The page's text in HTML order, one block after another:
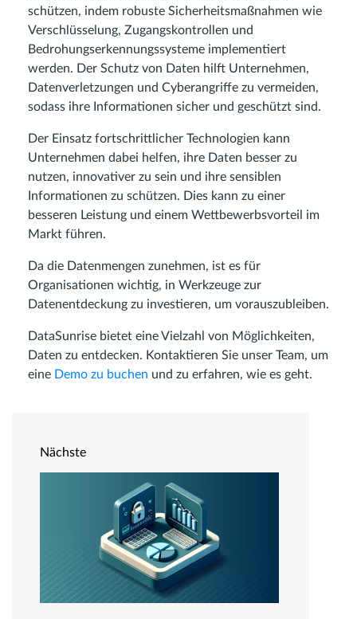
schützen, indem robuste Sicherheitsmaßnahmen wie
Verschlüsselung, Zugangskontrollen und
Bedrohungserkennungssysteme implementiert
werden. Der Schutz von Daten hilft Unternehmen,
Datenverletzungen und Cyberangriffe zu vermeiden,
sodass ihre Informationen sicher und geschützt sind.
Der Einsatz fortschrittlicher Technologien kann
Unternehmen dabei helfen, ihre Daten besser zu
nutzen, innovativer zu sein und ihre sensiblen
Informationen zu schützen. Dies kann zu einer
besseren Leistung und einem Wettbewerbsvorteil im
Markt führen.
Da die Datenmengen zunehmen, ist es für
Organisationen wichtig, in Werkzeuge zur
Datenentdeckung zu investieren, um vorauszubleiben.
DataSunrise bietet eine Vielzahl von Möglichkeiten,
Daten zu entdecken. Kontaktieren Sie unser Team, um
eine Demo zu buchen und zu erfahren, wie es geht.
Nächste